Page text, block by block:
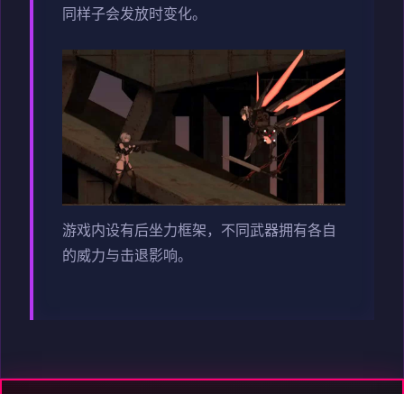
同样子会发放时变化。
游戏内设有后坐力框架，不同武器拥有各自
的威力与击退影响。